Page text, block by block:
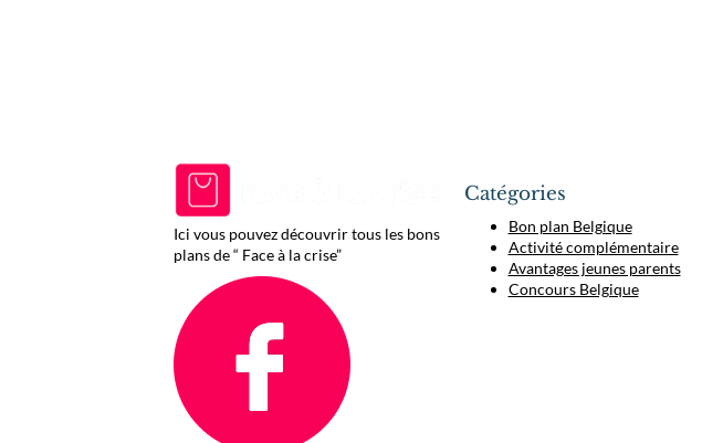
Ici vous pouvez découvrir tous les bons
plans de “ Face à la crise”
Catégories
Bon plan Belgique
Activité complémentaire
Avantages jeunes parents
Concours Belgique